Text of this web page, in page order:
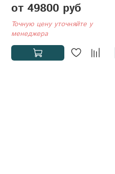
от 49800 руб
Точную цену уточняйте у
менеджера